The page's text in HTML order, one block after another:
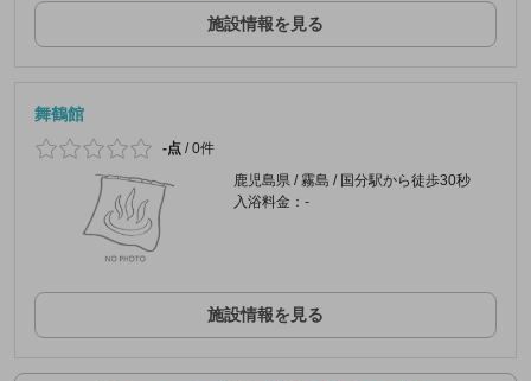
施設情報を見る
舞鶴館
-点 /0件
鹿児島県 / 霧島 / 国分駅から徒歩30秒
入浴料金：-
施設情報を見る